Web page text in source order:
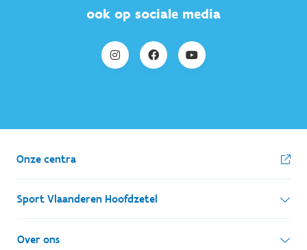
ook op sociale media
Onze centra
Sport Vlaanderen Hoofdzetel
Simon Bolivarlaan 17
Over ons